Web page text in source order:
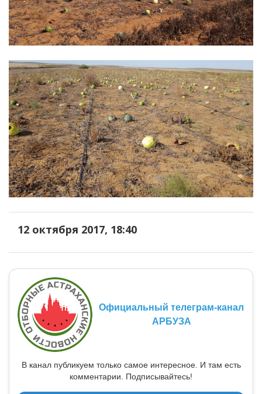
12 октября 2017, 18:40
Официальный телеграм-канал
АРБУЗА
В канал публикуем только самое интересное. И там есть
комментарии. Подписывайтесь!